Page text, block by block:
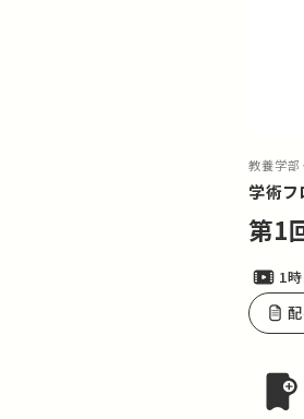
教養学部
学術
第1
1